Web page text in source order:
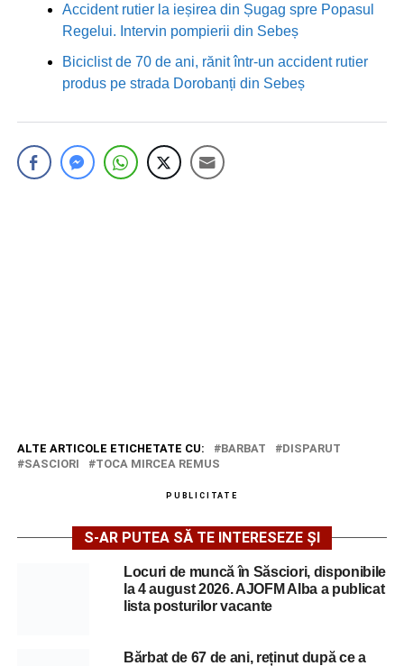
Accident rutier la ieșirea din Șugag spre Popasul
Regelui. Intervin pompierii din Sebeș
Biciclist de 70 de ani, rănit într-un accident rutier
produs pe strada Dorobanți din Sebeș
ALTE ARTICOLE ETICHETATE CU: BARBAT
DISPARUT
SASCIORI
TOCA MIRCEA REMUS
PUBLICITATE
S-AR PUTEA SĂ TE INTERESEZE ȘI
Locuri de muncă în Săsciori, disponibile
la 4 august 2026. AJOFM Alba a publicat
lista posturilor vacante
Bărbat de 67 de ani, reținut după ce a